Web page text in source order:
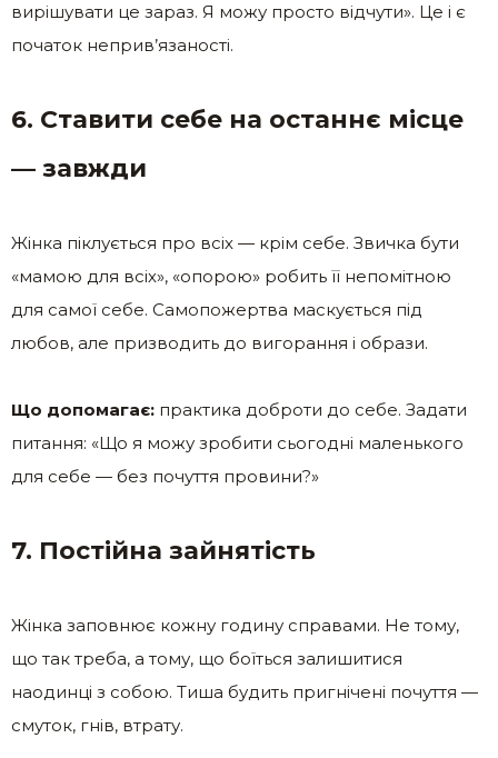
вирішувати це зараз. Я можу просто відчути». Це і є
початок неприв’язаності.
6. Ставити себе на останнє місце
— завжди
Жінка піклується про всіх — крім себе. Звичка бути
«мамою для всіх», «опорою» робить її непомітною
для самої себе. Самопожертва маскується під
любов, але призводить до вигорання і образи.
Що допомагає: практика доброти до себе. Задати
питання: «Що я можу зробити сьогодні маленького
для себе — без почуття провини?»
7. Постійна зайнятість
Жінка заповнює кожну годину справами. Не тому,
що так треба, а тому, що боїться залишитися
наодинці з собою. Тиша будить пригнічені почуття —
смуток, гнів, втрату.